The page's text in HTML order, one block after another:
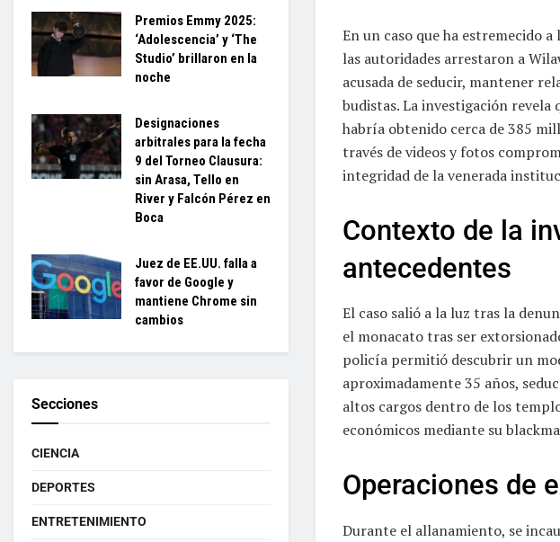
En un caso que ha estremecido
las autoridades arrestaron a
acusada de seducir, mantener
budistas. La investigación
habría obtenido cerca de 385
través de videos y fotos
integridad de la venerada
Contexto de la
antecedentes
El caso salió a la luz tras la
el monacato tras ser
policía permitió descubrir un
aproximadamente 35 años,
altos cargos dentro de los
económicos mediante su
Operaciones de
Durante el allanamiento, se
Premios Emmy 2025:
‘Adolescencia’ y ‘The
Studio’ brillaron en la
noche
Designaciones
arbitrales para la fecha
9 del Torneo Clausura:
sin Arasa, Tello en
River y Falcón Pérez en
Boca
Juez de EE.UU. falla a
favor de Google y
mantiene Chrome sin
cambios
Secciones
CIENCIA
DEPORTES
ENTRETENIMIENTO